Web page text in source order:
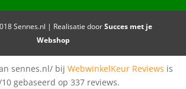
Sennes.nl | Realisatie doorSucces met je
Webshop
sennes.nl/ bij WebwinkelKeur Reviews is
gebaseerd op 337 reviews.